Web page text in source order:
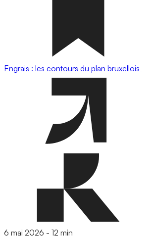
Engrais : les contours du plan bruxellois
6 mai 2026 - 12 min